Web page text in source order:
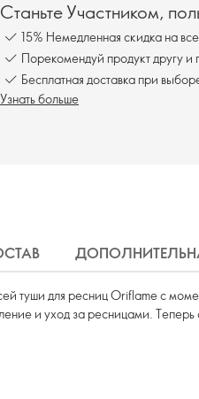
Станьте Участником,
15% Немедленная скидка на
Порекомендуй продукт другу и
Бесплатная
Узнать больше
туши для ресниц Oriflame с
и уход за ресницами. Теперь